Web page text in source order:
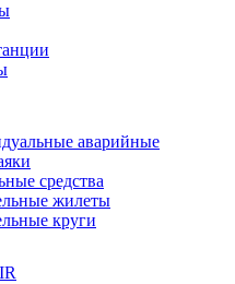
аварийные
средства
жилеты
круги